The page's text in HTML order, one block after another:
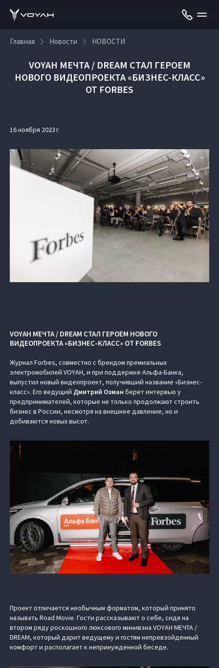
Главная Новости НОВОСТИ
VOYAH МЕЧТА / DREAM СТАЛ ГЕРОЕМ
НОВОГО ВИДЕОПРОЕКТА «БИЗНЕС-КЛАСС»
ОТ FORBES
16 ноября 2023 г.
VOYAH МЕЧТА / DREAM СТАЛ ГЕРОЕМ НОВОГО
ВИДЕОПРОЕКТА «БИЗНЕС-КЛАСС» ОТ FORBES
Журнал Forbes, совместно с брендом премиальных
электромобилей VOYAH, и при поддержке Альфа-Банка,
выпустил новый видеопроект, получивший название «Бизнес-
класс». Его ведущий Дмитрий Озман берет интервью у
предпринимателей, которые не только продолжают строить
бизнес в России, несмотря на внешнее давление, но и
добиваются новых высот.
Проект отличается необычным форматом, который принято
называть Road Movie. Гости рассказывают о себе, сидя на
втором ряду роскошного люксового минивэна VOYAH МЕЧТА /
DREAM, который дарит ведущему и гостям непревзойденный
комфорт и располагает к непринужденной беседе.